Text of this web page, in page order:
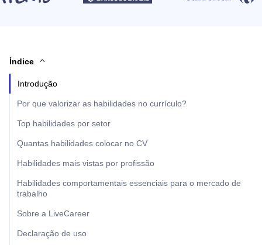
Índice
Introdução
Por que valorizar as habilidades no currículo?
Top habilidades por setor
Quantas habilidades colocar no CV
Habilidades mais vistas por profissão
Habilidades comportamentais essenciais para o mercado de
trabalho
Sobre a LiveCareer
Declaração de uso